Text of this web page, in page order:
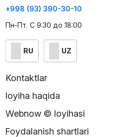
+998 (93) 390-30-10
Пн-Пт. С 9:30 до 18:00
RU UZ
Kontaktlar
loyiha haqida
Webnow © loyihasi
Foydalanish shartlari